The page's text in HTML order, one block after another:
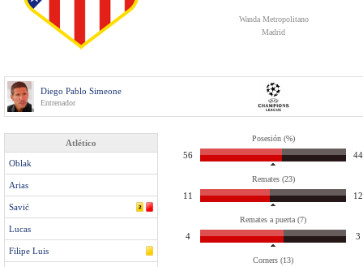
Wanda Metropolitano
Madrid
Diego Pablo Simeone
Entrenador
Atlético
Oblak
Arias
Savić
Lucas
Filipe Luis
Posesión (%)
56 44
Remates (23)
11 12
Remates a puerta (7)
4 3
Corners (13)